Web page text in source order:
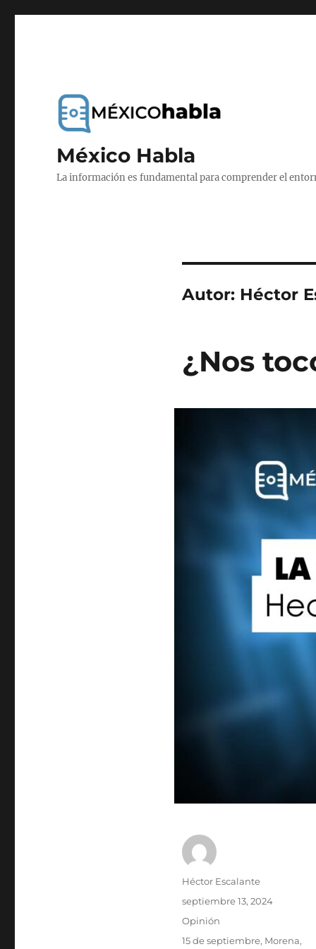
México Habla
La información es fundamental para comprender el
Autor: Héctor
¿Nos
A
o
r
Héctor Escalante
P
l
septiembre 13, 2024
C
Opinión
E
15 de septiembre, Morena,